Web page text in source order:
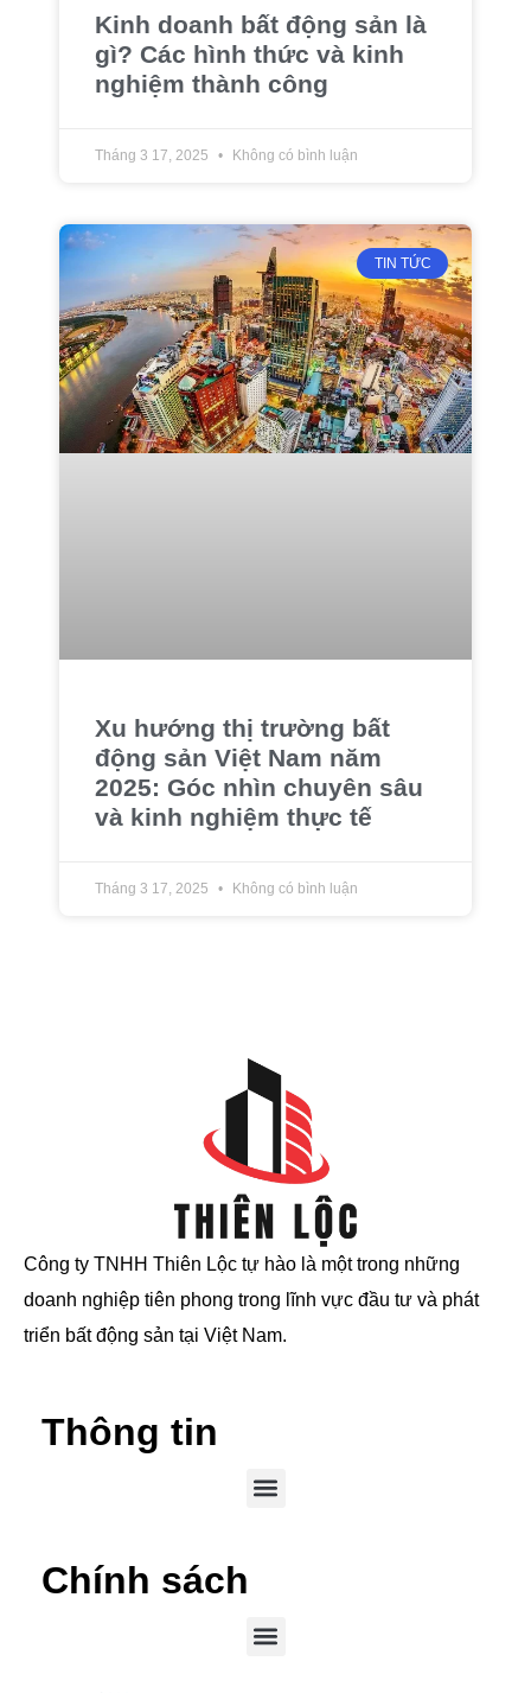
Kinh doanh bất động sản là
gì? Các hình thức và kinh
nghiệm thành công
Tháng 3 17, 2025 Không có bình luận
TIN TỨC
Xu hướng thị trường bất
động sản Việt Nam năm
2025: Góc nhìn chuyên sâu
và kinh nghiệm thực tế
Tháng 3 17, 2025 Không có bình luận
Công ty TNHH Thiên Lộc tự hào là một trong những
doanh nghiệp tiên phong trong lĩnh vực đầu tư và phát
triển bất động sản tại Việt Nam.
Thông tin
Chính sách